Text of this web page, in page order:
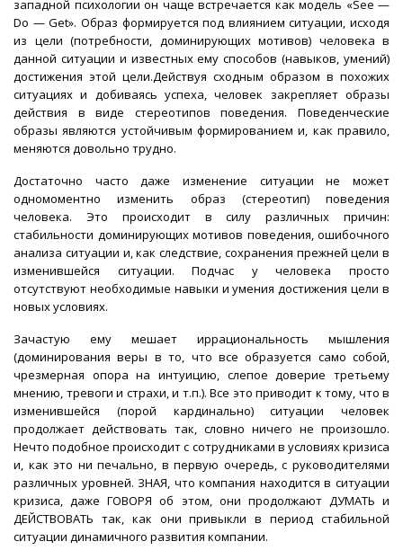
западной психологии он чаще встречается как модель «See —
Do — Get». Образ формируется под влиянием ситуации, исходя
из цели (потребности, доминирующих мотивов) человека в
данной ситуации и известных ему способов (навыков, умений)
достижения этой цели.Действуя сходным образом в похожих
ситуациях и добиваясь успеха, человек закрепляет образы
действия в виде стереотипов поведения. Поведенческие
образы являются устойчивым формированием и, как правило,
меняются довольно трудно.
Достаточно часто даже изменение ситуации не может
одномоментно изменить образ (стереотип) поведения
человека. Это происходит в силу различных причин:
стабильности доминирующих мотивов поведения, ошибочного
анализа ситуации и, как следствие, сохранения прежней цели в
изменившейся ситуации. Подчас у человека просто
отсутствуют необходимые навыки и умения достижения цели в
новых условиях.
Зачастую ему мешает иррациональность мышления
(доминирования веры в то, что все образуется само собой,
чрезмерная опора на интуицию, слепое доверие третьему
мнению, тревоги и страхи, и т.п.). Все это приводит к тому, что в
изменившейся (порой кардинально) ситуации человек
продолжает действовать так, словно ничего не произошло.
Нечто подобное происходит с сотрудниками в условиях кризиса
и, как это ни печально, в первую очередь, с руководителями
различных уровней. ЗНАЯ, что компания находится в ситуации
кризиса, даже ГОВОРЯ об этом, они продолжают ДУМАТЬ и
ДЕЙСТВОВАТЬ так, как они привыкли в период стабильной
ситуации динамичного развития компании.